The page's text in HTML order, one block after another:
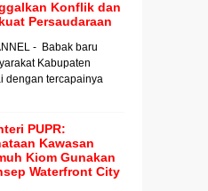
Konflik dan
Persaudaraan
- Babak baru
Kabupaten
dengan tercapainya
PUPR:
Kawasan
Kiom Gunakan
Waterfront City